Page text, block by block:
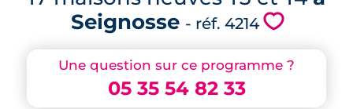
Une question sur ce programme ?
05 35 54 82 33
Seignosse - réf. 4214 💗